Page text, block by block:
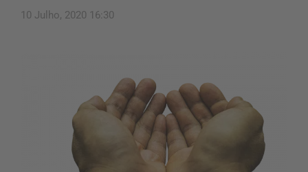
10 Julho, 2020 16:30